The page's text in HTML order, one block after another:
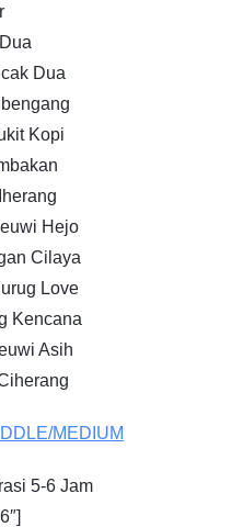
Dua
Kopi
Hejo
Cilaya
Love
Kencana
Asih
MEDIUM
5-6 Jam